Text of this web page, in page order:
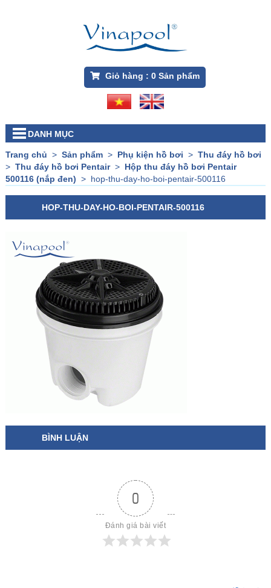
Giỏ hàng : 0Sản phẩm
DANH MỤC
Trang chủ > Sản phẩm> Phụ kiện hồ bơi > Thu đáy hồ bơi
> Thu đáy hồ bơi Pentair> Hộp thu đáy hồ bơi Pentair
500116 (nắp đen) > hop-thu-day-ho-boi-pentair-500116
HOP-THU-DAY-HO-BOI-PENTAIR-500116
BÌNH LUẬN
0
Đánh giá bài viết